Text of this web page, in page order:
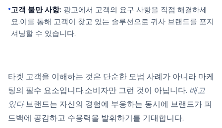
•고객 불만 사항: 광고에서 고객의 요구 사항을 직접 해결하세
요.이를 통해 고객이 찾고 있는 솔루션으로 귀사 브랜드를 포지
셔닝할 수 있습니다.
타겟 고객을 이해하는 것은 단순한 모범 사례가 아니라 마케
팅의 필수 요소입니다.소비자만 그런 것이 아닙니다. 배고
있다브랜드는 자신의 경험에 부응하는 동시에 브랜드가 피
드백에 공감하고 수용력을 발휘하기를 기대합니다.